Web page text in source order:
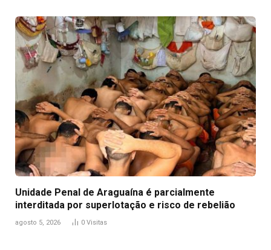
Unidade Penal de Araguaína é parcialmente
interditada por superlotação e risco de rebelião
agosto 5, 2026 0 Visitas